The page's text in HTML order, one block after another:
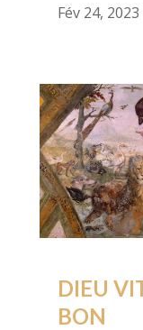
Fév 24, 2023
DIEU
BON